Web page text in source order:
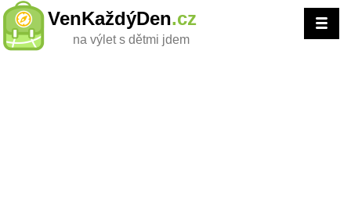
VenKaždýDen.cz
na výlet s dětmi jdem